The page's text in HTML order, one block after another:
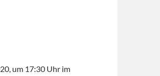
um 17:30 Uhr im